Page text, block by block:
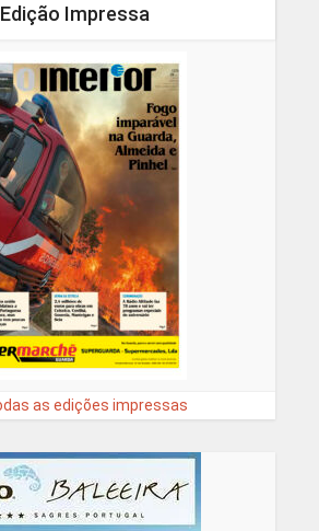
Edição Impressa
as edições impressas